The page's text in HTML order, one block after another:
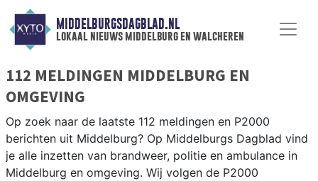
MIDDELBURGSDAGBLAD.NL
lokaal nieuws middelburg en walcheren
112 MELDINGEN MIDDELBURG EN
OMGEVING
Op zoek naar de laatste 112 meldingen en P2000
berichten uit Middelburg? Op Middelburgs Dagblad vind
je alle inzetten van brandweer, politie en ambulance in
Middelburg en omgeving. Wij volgen de P2000